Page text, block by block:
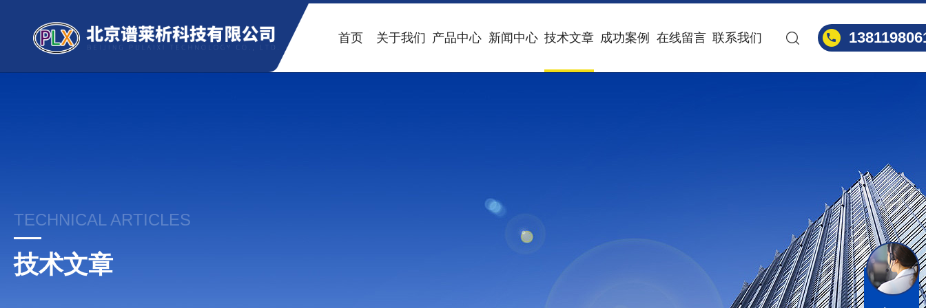
首页 关于我们 产品中心 新闻中心 技术文章 成功案例 在线留言 联系我们
TECHNICAL ARTICLES
技术文章